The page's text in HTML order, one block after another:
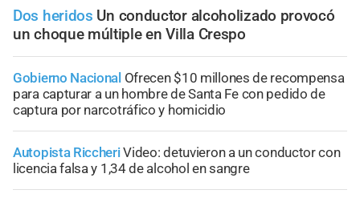
Dos heridos Un conductor alcoholizado provocó
un choque múltiple en Villa Crespo
Gobierno Nacional Ofrecen $10 millones de recompensa
para capturar a un hombre de Santa Fe con pedido de
captura por narcotráfico y homicidio
Autopista RiccheriVideo: detuvieron a un conductor con
licencia falsa y 1,34 de alcohol en sangre